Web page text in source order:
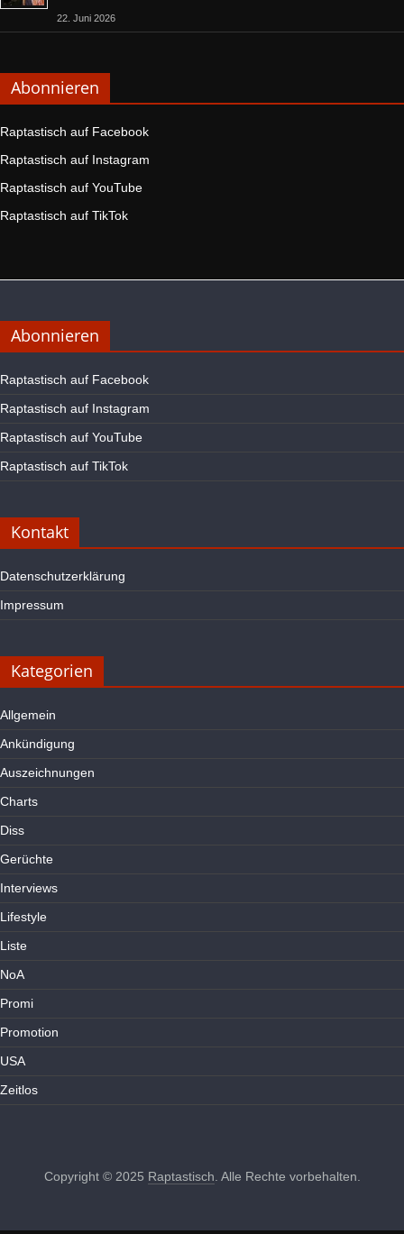
22. Juni 2026
Abonnieren
Raptastisch auf Facebook
Raptastisch auf Instagram
Raptastisch auf YouTube
Raptastisch auf TikTok
Abonnieren
Raptastisch auf Facebook
Raptastisch auf Instagram
Raptastisch auf YouTube
Raptastisch auf TikTok
Kontakt
Datenschutzerklärung
Impressum
Kategorien
Allgemein
Ankündigung
Auszeichnungen
Charts
Diss
Gerüchte
Interviews
Lifestyle
Liste
NoA
Promi
Promotion
USA
Zeitlos
Copyright © 2025 Raptastisch . Alle Rechte vorbehalten.